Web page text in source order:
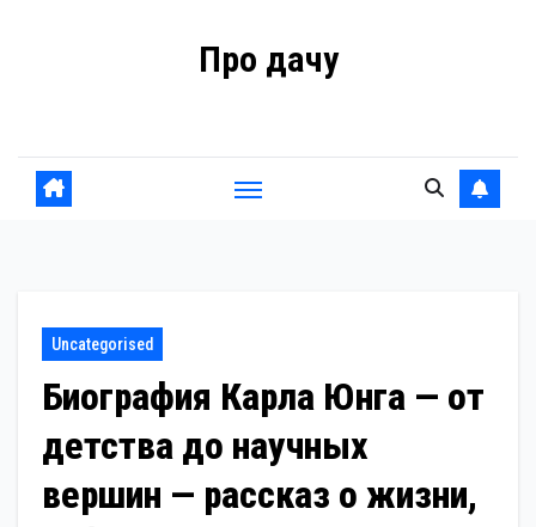
Про дачу
Uncategorised
Биография Карла Юнга — от
детства до научных
вершин — рассказ о жизни,